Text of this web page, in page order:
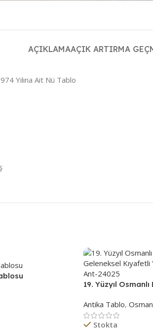
AÇIKLAMAAÇIK ARTIRMA
Yılına Ait Nü Tablo
19. Yüzyıl
Ant-24025
Antika Tablo,
Stokta